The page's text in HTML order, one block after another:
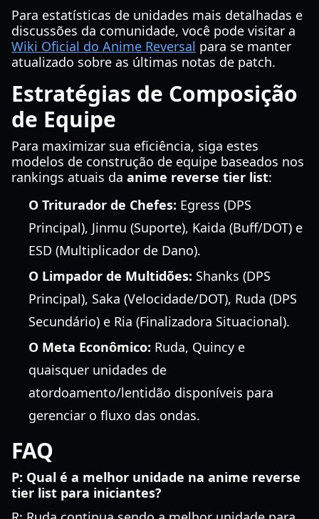
Para estatísticas de unidades mais detalhadas e
discussões da comunidade, você pode visitar a
Wiki Oficial do Anime Reversal para se manter
atualizado sobre as últimas notas de patch.
Estratégias de Composição
de Equipe
Para maximizar sua eficiência, siga estes
modelos de construção de equipe baseados nos
rankings atuais da anime reverse tier list:
O Triturador de Chefes: Egress (DPS
Principal), Jinmu (Suporte), Kaida (Buff/DOT) e
ESD (Multiplicador de Dano).
O Limpador de Multidões: Shanks (DPS
Principal), Saka (Velocidade/DOT), Ruda (DPS
Secundário) e Ria (Finalizadora Situacional).
O Meta Econômico: Ruda, Quincy e
quaisquer unidades de
atordoamento/lentidão disponíveis para
gerenciar o fluxo das ondas.
FAQ
P: Qual é a melhor unidade na anime reverse
tier list para iniciantes?